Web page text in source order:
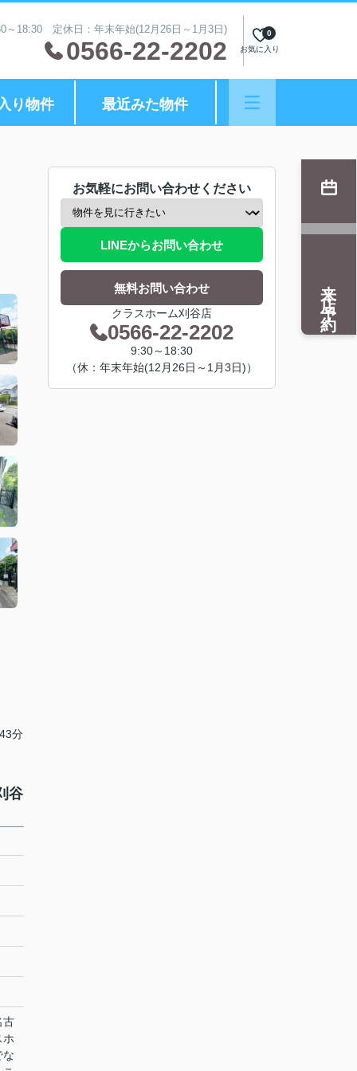
～18:30 定休日：年末年始(12月26日～1月3日)
0566-22-2202 お気に入り
0
り物件 最近みた物件
分
谷
古
ホ
な
お気軽にお問い合わせください
LINEからお問い合わせ
無料お問い合わせ
クラスホーム刈谷店
0566-22-2202
9:30～18:30
（休：年末年始(12月26日～1月3日)）
来店予約